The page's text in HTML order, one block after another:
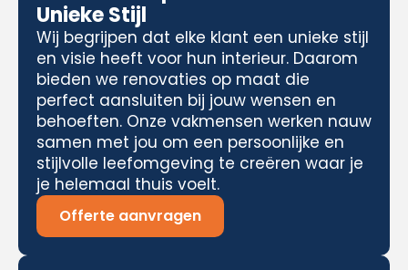
Unieke Stijl
Wij begrijpen dat elke klant een unieke stijl
en visie heeft voor hun interieur. Daarom
bieden we renovaties op maat die
perfect aansluiten bij jouw wensen en
behoeften. Onze vakmensen werken nauw
samen met jou om een persoonlijke en
stijlvolle leefomgeving te creëren waar je
je helemaal thuis voelt.
Offerte aanvragen